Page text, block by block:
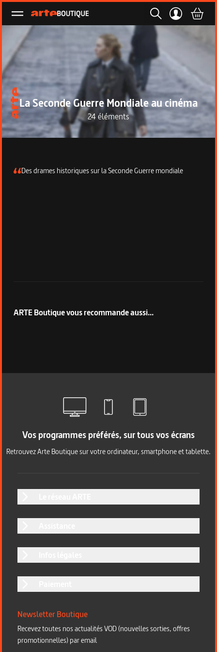
Ouvrir le menu
La Seconde Guerre Mondiale au cinéma
24 éléments
Description de la collection
Des drames historiques sur la Seconde Guerre mondiale
ARTE Boutique vous recommande aussi...
Vos programmes préférés, sur tous vos écrans
Retrouvez Arte Boutique sur votre ordinateur, smartphone et tablette.
Newsletter Boutique
Recevez toutes nos actualités VOD (nouvelles sorties, offres
promotionnelles) par email